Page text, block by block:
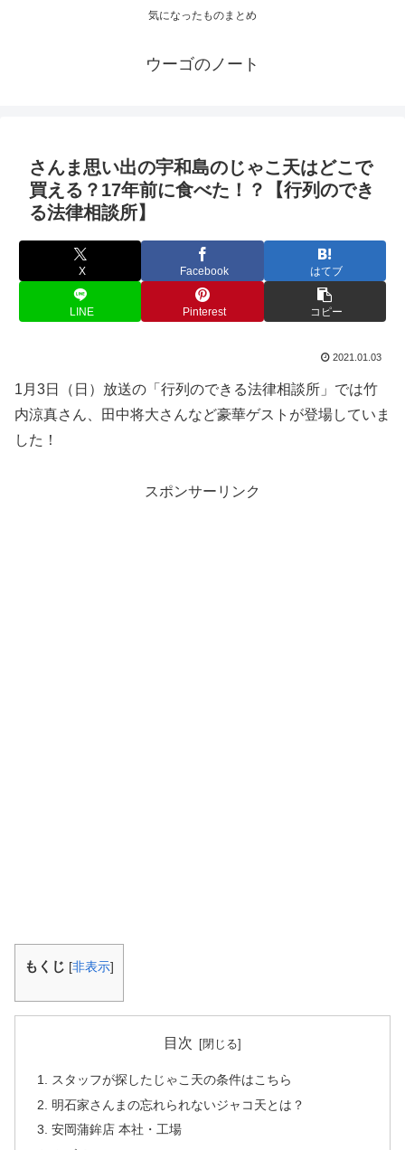
気になったものまとめ
ウーゴのノート
さんま思い出の宇和島のじゃこ天はどこで
買える？17年前に食べた！？【行列のでき
る法律相談所】
X Facebook はてブ
LINE Pinterest コピー
2021.01.03
1月3日（日）放送の「行列のできる法律相談所」では竹
内涼真さん、田中将大さんなど豪華ゲストが登場していま
した！
スポンサーリンク
もくじ [非表示]
目次
スタッフが探したじゃこ天の条件はこちら
明石家さんまの忘れられないジャコ天とは？
安岡蒲鉾店 本社・工場